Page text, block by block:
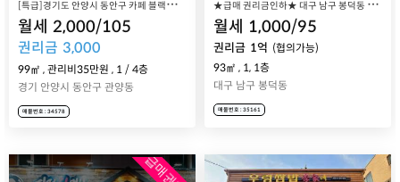
[
특급]경기도 안양시 동안구 카페 블랙콩 매장 매매 양도
월세 2,000/105
권리금 3,000
99㎡ , 관리비35만원 , 1 / 4층
경기 안양시 동안구 관양동
매물번호 : 34578
★
급매 권리금인하★ 대구 남구 봉덕동 카페 창업, 커피본인 남구직영점 매매 양도양수
월세 1,000/95
권리금 1억 (협의가능)
93㎡ , 1, 1층
대구 남구 봉덕동
매물번호 : 35161